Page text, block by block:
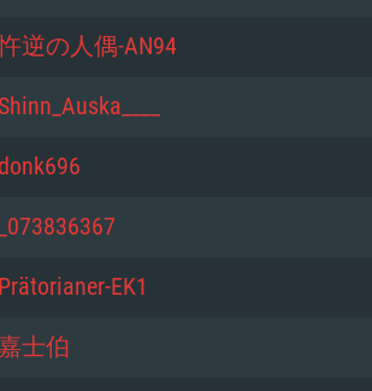
: Windows 10 (64 bit)
: 2.2 GHz 듀얼코어 이상
드: DirectX 11 이상을 지
: 브로드밴드 인터넷
: Mac OS Big Sur 11.0
: 최소 2.2 GHz의 Core
은 이와 비슷한 성능을 가
Nvidia. 최소 해상도: 720p
: 64bit Linux 중 최신 버전
: 2.4 GHz 듀얼코어
GB
드: Vulkan 을 지원하고,
성능을 가지며 최신 그
AMD (6개월 미만; 최소
逆の人偶-AN94
Shinn_Auska____
donk696
_073836367
Prätorianer-EK1
士伯